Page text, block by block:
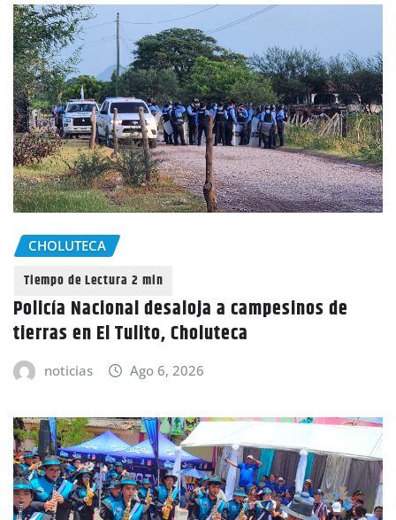
CHOLUTECA
Policía Nacional desaloja a campesinos de
tierras en El Tulito, Choluteca
noticias Ago 6, 2026